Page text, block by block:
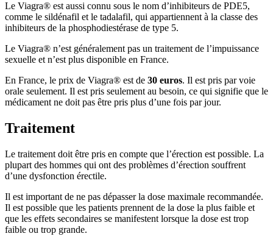
Le Viagra® est aussi connu sous le nom d’inhibiteurs de PDE5,
comme le sildénafil et le tadalafil, qui appartiennent à la classe des
inhibiteurs de la phosphodiestérase de type 5.
Le Viagra® n’est généralement pas un traitement de l’impuissance
sexuelle et n’est plus disponible en France.
En France, le prix de Viagra® est de 30 euros. Il est pris par voie
orale seulement. Il est pris seulement au besoin, ce qui signifie que le
médicament ne doit pas être pris plus d’une fois par jour.
Traitement
Le traitement doit être pris en compte que l’érection est possible. La
plupart des hommes qui ont des problèmes d’érection souffrent
d’une dysfonction érectile.
Il est important de ne pas dépasser la dose maximale recommandée.
Il est possible que les patients prennent de la dose la plus faible et
que les effets secondaires se manifestent lorsque la dose est trop
faible ou trop grande.